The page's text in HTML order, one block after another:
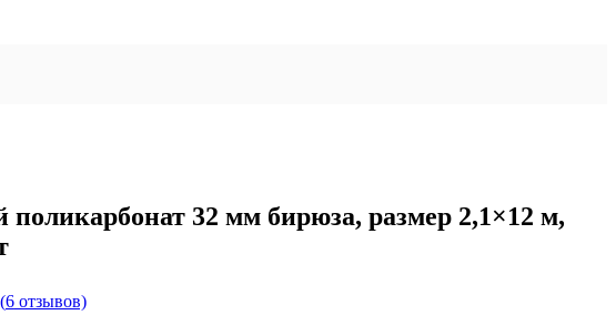
поликарбонат 32 мм бирюза, размер 2,1×12 м,
(6отзывов)